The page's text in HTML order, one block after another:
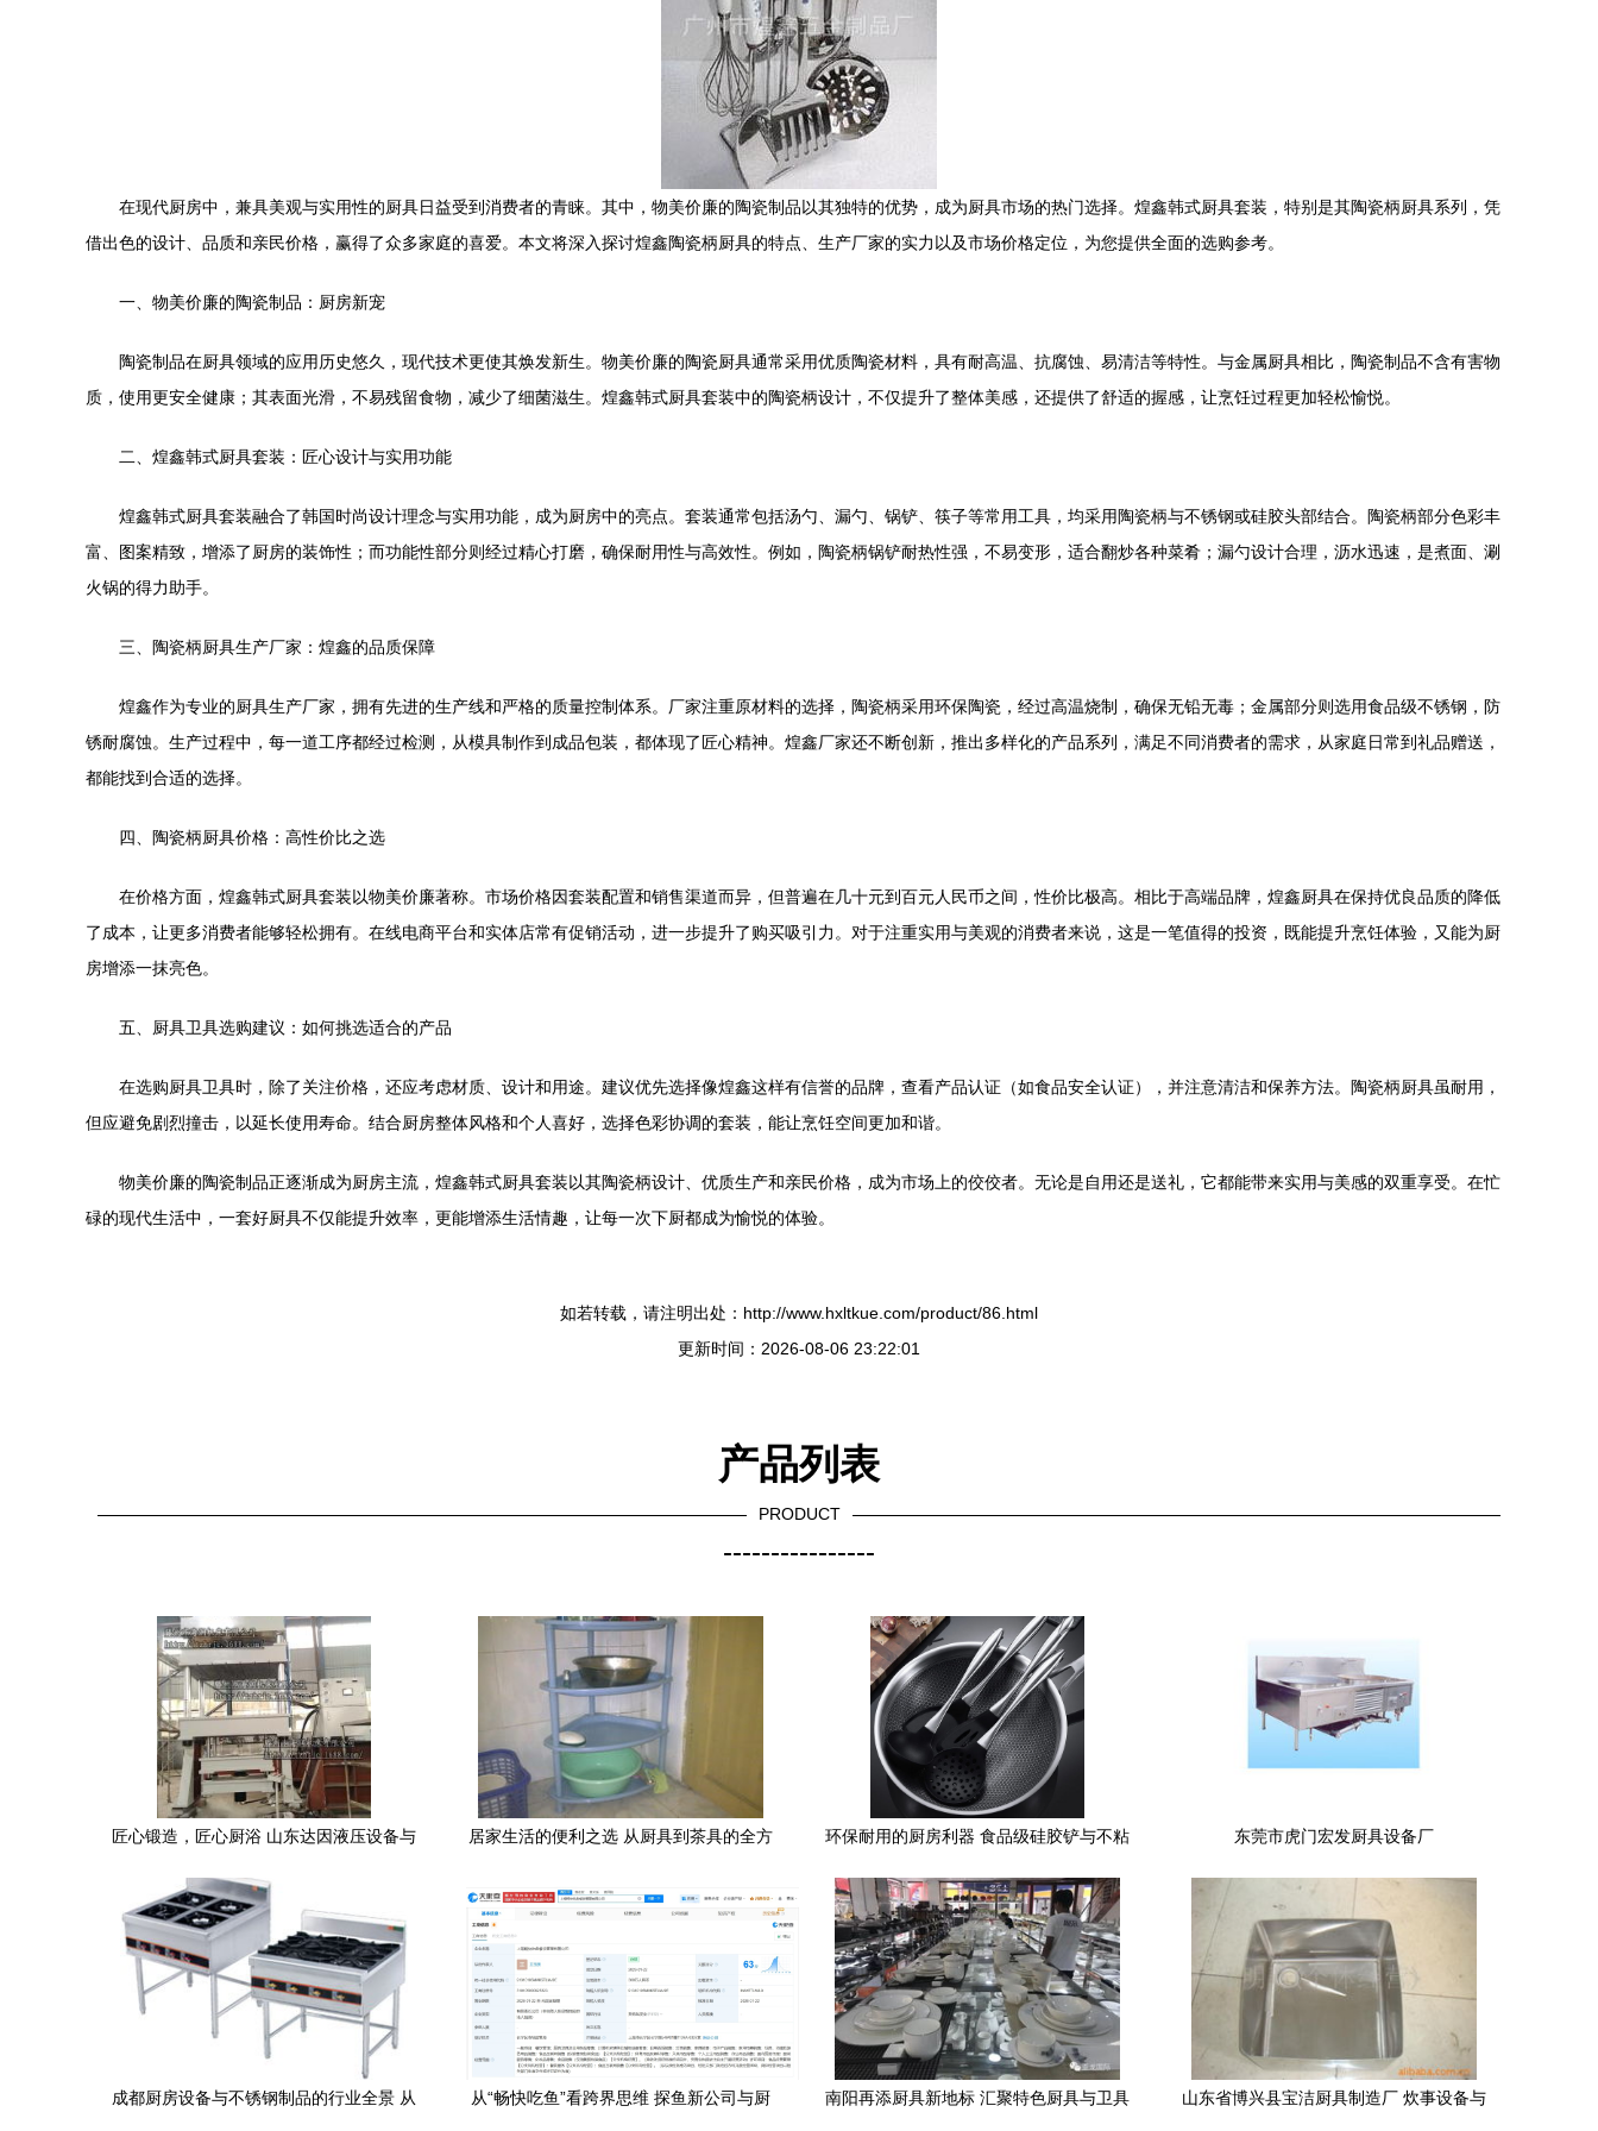
在现代厨房中，兼具美观与实用性的厨具日益受到消费者的青睐。其中，物美价廉的陶瓷制品以其独特的优势，成为厨具市场的热门选择。煌鑫韩式厨具套装，特别是其陶瓷柄厨具系列，凭
借出色的设计、品质和亲民价格，赢得了众多家庭的喜爱。本文将深入探讨煌鑫陶瓷柄厨具的特点、生产厂家的实力以及市场价格定位，为您提供全面的选购参考。
一、物美价廉的陶瓷制品：厨房新宠
陶瓷制品在厨具领域的应用历史悠久，现代技术更使其焕发新生。物美价廉的陶瓷厨具通常采用优质陶瓷材料，具有耐高温、抗腐蚀、易清洁等特性。与金属厨具相比，陶瓷制品不含有害物
质，使用更安全健康；其表面光滑，不易残留食物，减少了细菌滋生。煌鑫韩式厨具套装中的陶瓷柄设计，不仅提升了整体美感，还提供了舒适的握感，让烹饪过程更加轻松愉悦。
二、煌鑫韩式厨具套装：匠心设计与实用功能
煌鑫韩式厨具套装融合了韩国时尚设计理念与实用功能，成为厨房中的亮点。套装通常包括汤勺、漏勺、锅铲、筷子等常用工具，均采用陶瓷柄与不锈钢或硅胶头部结合。陶瓷柄部分色彩丰
富、图案精致，增添了厨房的装饰性；而功能性部分则经过精心打磨，确保耐用性与高效性。例如，陶瓷柄锅铲耐热性强，不易变形，适合翻炒各种菜肴；漏勺设计合理，沥水迅速，是煮面、涮
火锅的得力助手。
三、陶瓷柄厨具生产厂家：煌鑫的品质保障
煌鑫作为专业的厨具生产厂家，拥有先进的生产线和严格的质量控制体系。厂家注重原材料的选择，陶瓷柄采用环保陶瓷，经过高温烧制，确保无铅无毒；金属部分则选用食品级不锈钢，防
锈耐腐蚀。生产过程中，每一道工序都经过检测，从模具制作到成品包装，都体现了匠心精神。煌鑫厂家还不断创新，推出多样化的产品系列，满足不同消费者的需求，从家庭日常到礼品赠送，
都能找到合适的选择。
四、陶瓷柄厨具价格：高性价比之选
在价格方面，煌鑫韩式厨具套装以物美价廉著称。市场价格因套装配置和销售渠道而异，但普遍在几十元到百元人民币之间，性价比极高。相比于高端品牌，煌鑫厨具在保持优良品质的降低
了成本，让更多消费者能够轻松拥有。在线电商平台和实体店常有促销活动，进一步提升了购买吸引力。对于注重实用与美观的消费者来说，这是一笔值得的投资，既能提升烹饪体验，又能为厨
房增添一抹亮色。
五、厨具卫具选购建议：如何挑选适合的产品
在选购厨具卫具时，除了关注价格，还应考虑材质、设计和用途。建议优先选择像煌鑫这样有信誉的品牌，查看产品认证（如食品安全认证），并注意清洁和保养方法。陶瓷柄厨具虽耐用，
但应避免剧烈撞击，以延长使用寿命。结合厨房整体风格和个人喜好，选择色彩协调的套装，能让烹饪空间更加和谐。
物美价廉的陶瓷制品正逐渐成为厨房主流，煌鑫韩式厨具套装以其陶瓷柄设计、优质生产和亲民价格，成为市场上的佼佼者。无论是自用还是送礼，它都能带来实用与美感的双重享受。在忙
碌的现代生活中，一套好厨具不仅能提升效率，更能增添生活情趣，让每一次下厨都成为愉悦的体验。
如若转载，请注明出处：http://www.hxltkue.com/product/86.html
更新时间：2026-08-06 23:22:01
产品列表
PRODUCT
----------------
匠心锻造，匠心厨浴 山东达因液压设备与
居家生活的便利之选 从厨具到茶具的全方
环保耐用的厨房利器 食品级硅胶铲与不粘
东莞市虎门宏发厨具设备厂
成都厨房设备与不锈钢制品的行业全景 从
从“畅快吃鱼”看跨界思维 探鱼新公司与厨
南阳再添厨具新地标 汇聚特色厨具与卫具
山东省博兴县宝洁厨具制造厂 炊事设备与